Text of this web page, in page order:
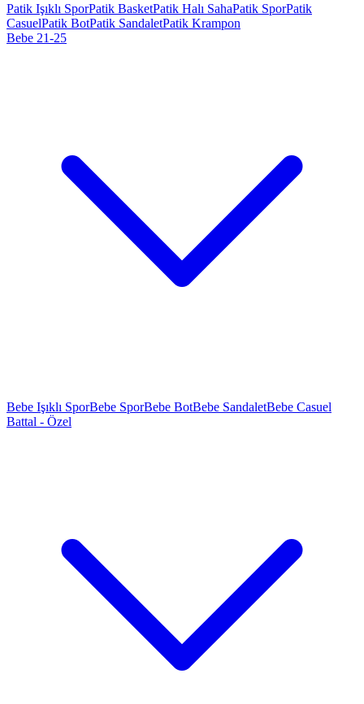
Patik Işıklı SporPatik BasketPatik Halı SahaPatik SporPatik
CasuelPatik BotPatik SandaletPatik Krampon
Bebe 21-25
Bebe Işıklı SporBebe SporBebe BotBebe SandaletBebe Casuel
Battal - Özel